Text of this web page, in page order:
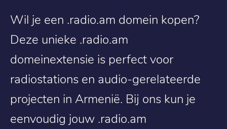
Wil je een .radio.am domein kopen?
Deze unieke .radio.am
domeinextensie is perfect voor
radiostations en audio-gerelateerde
projecten in Armenië. Bij ons kun je
eenvoudig jouw .radio.am